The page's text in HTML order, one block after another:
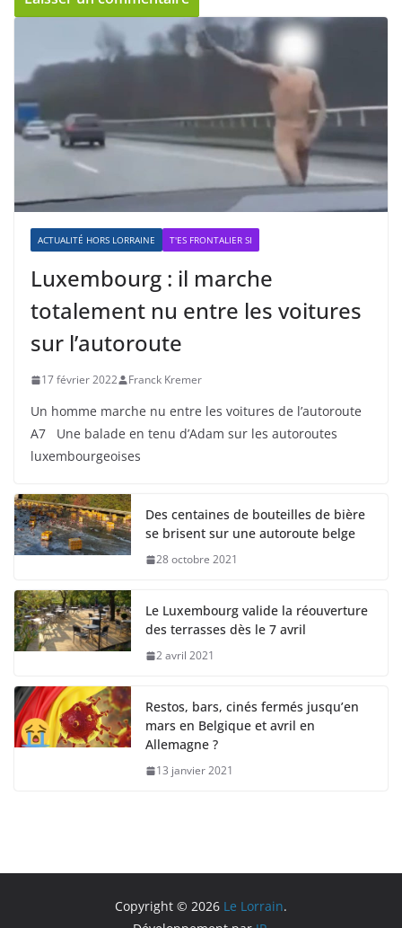
ACTUALITÉ HORS LORRAINE T'ES FRONTALIER SI
Luxembourg : il marche
totalement nu entre les voitures
sur l’autoroute
17 février 2022 Franck Kremer
Un homme marche nu entre les voitures de l’autoroute
A7 Une balade en tenu d’Adam sur les autoroutes
luxembourgeoises
Des centaines de bouteilles de bière
se brisent sur une autoroute belge
28 octobre 2021
Le Luxembourg valide la réouverture
des terrasses dès le 7 avril
2 avril 2021
Restos, bars, cinés fermés jusqu’en
mars en Belgique et avril en
Allemagne ?
13 janvier 2021
Copyright © 2026 Le Lorrain.